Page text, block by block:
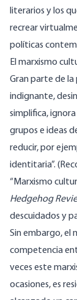
literarios y los
recrear
políticas
El marxismo
Gran parte de
indignante,
simplifica,
grupos e ideas
reducir, por
identitaria”.
“Marxismo
Hedgehog
descuidados y
Sin embargo, el
competencia
veces este
ocasiones, es